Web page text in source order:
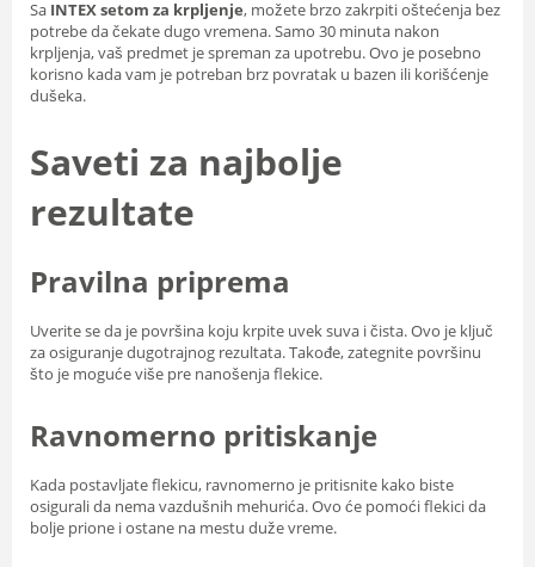
Sa INTEX setom za krpljenje, možete brzo zakrpiti oštećenja bez
potrebe da čekate dugo vremena. Samo 30 minuta nakon
krpljenja, vaš predmet je spreman za upotrebu. Ovo je posebno
korisno kada vam je potreban brz povratak u bazen ili korišćenje
dušeka.
Saveti za najbolje
rezultate
Pravilna priprema
Uverite se da je površina koju krpite uvek suva i čista. Ovo je ključ
za osiguranje dugotrajnog rezultata. Takođe, zategnite površinu
što je moguće više pre nanošenja flekice.
Ravnomerno pritiskanje
Kada postavljate flekicu, ravnomerno je pritisnite kako biste
osigurali da nema vazdušnih mehurića. Ovo će pomoći flekici da
bolje prione i ostane na mestu duže vreme.